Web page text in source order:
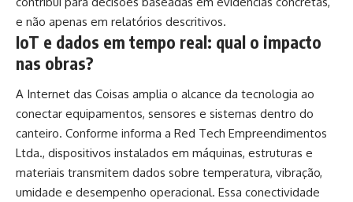
e não apenas em relatórios descritivos.
IoT e dados em tempo real: qual o impacto
nas obras?
A Internet das Coisas amplia o alcance da tecnologia ao
conectar equipamentos, sensores e sistemas dentro do
canteiro. Conforme informa a Red Tech Empreendimentos
Ltda., dispositivos instalados em máquinas, estruturas e
materiais transmitem dados sobre temperatura, vibração,
umidade e desempenho operacional. Essa conectividade